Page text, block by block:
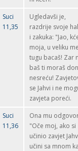
Suci
11,35
Ugledavši je,
razdrije svoje
i zakuka: "Jao,
moja, u veliku
tugu bacaš! Zar
baš ti moraš
nesreću!
se Jahvi i ne
zavjeta poreći.
Suci
11,36
Ona mu
"Oče moj, ako si
učinio zavjet
učini sa mnom